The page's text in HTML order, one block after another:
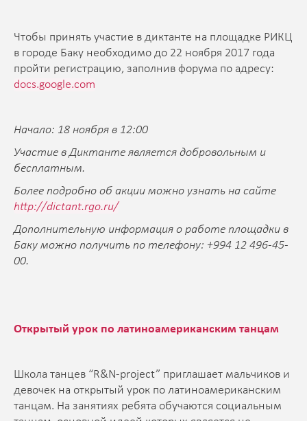
Чтобы принять участие в диктанте на площадке РИКЦ
в городе Баку необходимо до 22 ноября 2017 года
пройти регистрацию, заполнив форума по адресу:
docs.google.com
Начало: 18 ноября в 12:00
Участие в Диктанте является добровольным и
бесплатным.
Более подробно об акции можно узнать на сайте
http://dictant.rgo.ru/
Дополнительную информация о работе площадки в
Баку можно получить по телефону: +994 12 496-45-
00.
Открытый урок по латиноамериканским танцам
Школа танцев “R&N-project” приглашает мальчиков и
девочек на открытый урок по латиноамериканским
танцам. На занятиях ребята обучаются социальным